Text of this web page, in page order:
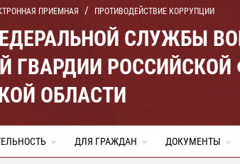
ПРИЕМНАЯ ПРОТИВОДЕЙСТВИЕ КОРРУПЦИИ
СЛУЖБЫ
ГВАРДИИ РОССИЙСКОЙ
ОБЛАСТИ
ДЛЯ ГРАЖДАН ДОКУМЕНТЫ